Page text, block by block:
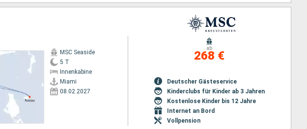
MSC Seaside
5 T
Innenkabine
Miami
08.02.2027
ab
268 €
Deutscher Gästeservice
Kinderclubs für Kinder ab 3 Jahren
Kostenlose Kinder bis 12 Jahre
Internet an Bord
Vollpension